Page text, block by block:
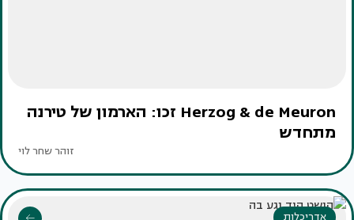
Herzog & de Meuron זכו: הארמון של טירנה
מתחדש
זוהר שחר לוי
אדריכלות